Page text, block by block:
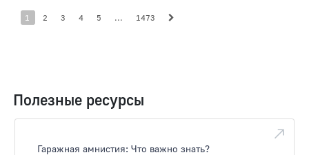
1 2 3 4 5 ... 1473
Полезные ресурсы
Гаражная амнистия: Что важно знать?